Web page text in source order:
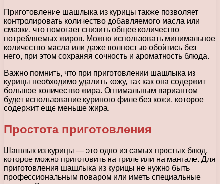
Приготовление шашлыка из курицы также позволяет
контролировать количество добавляемого масла или
смазки, что помогает снизить общее количество
потребляемых жиров. Можно использовать минимальное
количество масла или даже полностью обойтись без
него, при этом сохраняя сочность и ароматность блюда.
Важно помнить, что при приготовлении шашлыка из
курицы необходимо удалить кожу, так как она содержит
большое количество жира. Оптимальным вариантом
будет использование куриного филе без кожи, которое
содержит еще меньше жира.
Простота приготовления
Шашлык из курицы — это одно из самых простых блюд,
которое можно приготовить на гриле или на мангале. Для
приготовления шашлыка из курицы не нужно быть
профессиональным поваром или иметь специальные